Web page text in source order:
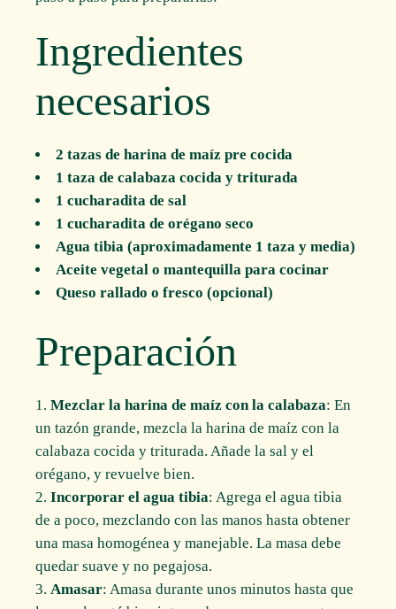
Ingredientes
necesarios
2 tazas de harina de maíz pre cocida
1 taza de calabaza cocida y triturada
1 cucharadita de sal
1 cucharadita de orégano seco
Agua tibia (aproximadamente 1 taza y media)
Aceite vegetal o mantequilla para cocinar
Queso rallado o fresco (opcional)
Preparación
Mezclar la harina de maíz con la calabaza: En
un tazón grande, mezcla la harina de maíz con la
calabaza cocida y triturada. Añade la sal y el
orégano, y revuelve bien.
Incorporar el agua tibia: Agrega el agua tibia
de a poco, mezclando con las manos hasta obtener
una masa homogénea y manejable. La masa debe
quedar suave y no pegajosa.
Amasar: Amasa durante unos minutos hasta que